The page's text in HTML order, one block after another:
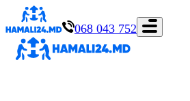
068 043 752